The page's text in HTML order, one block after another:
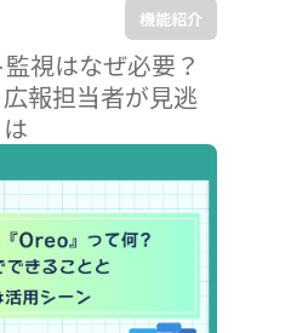
機能紹介
視はなぜ必要？
報担当者が見逃